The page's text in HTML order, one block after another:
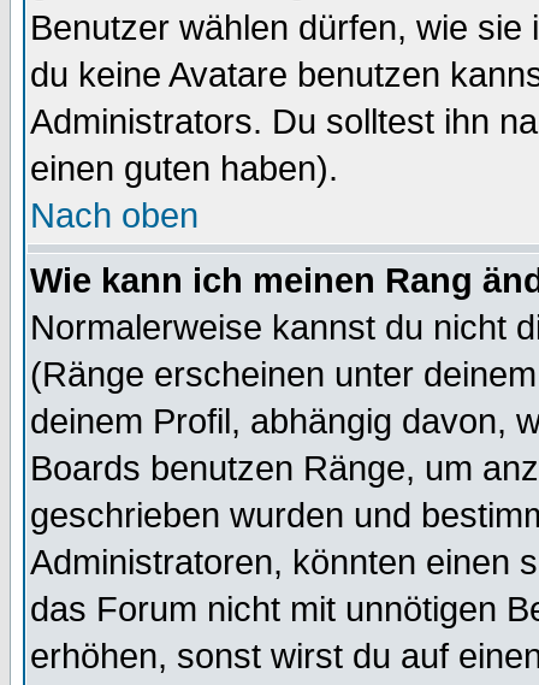
Benutzer wählen dürfen, wie
du keine Avatare benutzen
Administrators. Du solltest ihn
einen guten haben).
Nach oben
Wie kann ich meinen Rang
Normalerweise kannst du nicht
(Ränge erscheinen unter
deinem Profil, abhängig davon,
Boards benutzen Ränge, um
geschrieben wurden und
Administratoren, könnten einen
das Forum nicht mit unnötigen
erhöhen, sonst wirst du auf